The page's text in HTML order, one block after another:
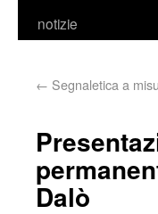
notizie
← Segnaletica a
Dalò